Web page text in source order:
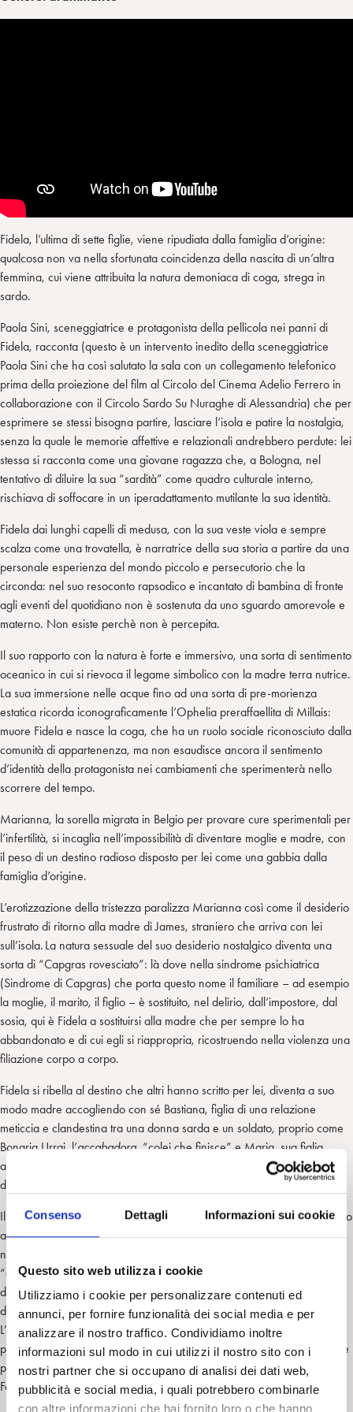
Consenso Dettagli Informazioni sui cookie
Questo sito web utilizza i cookie
Utilizziamo i cookie per personalizzare contenuti ed
annunci, per fornire funzionalità dei social media e per
analizzare il nostro traffico. Condividiamo inoltre
informazioni sul modo in cui utilizzi il nostro sito con i
nostri partner che si occupano di analisi dei dati web,
pubblicità e social media, i quali potrebbero combinarle
con altre informazioni che hai fornito loro o che hanno
Fidela, l’ultima di sette figlie, viene ripudiata dalla famiglia d’origine:
qualcosa non va nella sfortunata coincidenza della nascita di un’altra
femmina, cui viene attribuita la natura demoniaca di coga, strega in
sardo.
Paola Sini, sceneggiatrice e protagonista della pellicola nei panni di
Fidela, racconta (questo è un intervento inedito della sceneggiatrice
Paola Sini che ha così salutato la sala con un collegamento telefonico
prima della proiezione del film al Circolo del Cinema Adelio Ferrero in
collaborazione con il Circolo Sardo Su Nuraghe di Alessandria) che per
esprimere se stessi bisogna partire, lasciare l’isola e patire la nostalgia,
senza la quale le memorie affettive e relazionali andrebbero perdute: lei
stessa si racconta come una giovane ragazza che, a Bologna, nel
tentativo di diluire la sua “sardità” come quadro culturale interno,
rischiava di soffocare in un iperadattamento mutilante la sua identità.
Fidela dai lunghi capelli di medusa, con la sua veste viola e sempre
scalza come una trovatella, è narratrice della sua storia a partire da una
personale esperienza del mondo piccolo e persecutorio che la
circonda: nel suo resoconto rapsodico e incantato di bambina di fronte
agli eventi del quotidiano non è sostenuta da uno sguardo amorevole e
materno. Non esiste perchè non è percepita.
Il suo rapporto con la natura è forte e immersivo, una sorta di sentimento
oceanico in cui si rievoca il legame simbolico con la madre terra nutrice.
La sua immersione nelle acque fino ad una sorta di pre-morienza
estatica ricorda iconograficamente l’Ophelia preraffaellita di Millais:
muore Fidela e nasce la coga, che ha un ruolo sociale riconosciuto dalla
comunità di appartenenza, ma non esaudisce ancora il sentimento
d’identità della protagonista nei cambiamenti che sperimenterà nello
scorrere del tempo.
Marianna, la sorella migrata in Belgio per provare cure sperimentali per
l’infertilità, si incaglia nell’impossibilità di diventare moglie e madre, con
il peso di un destino radioso disposto per lei come una gabbia dalla
famiglia d’origine.
L’erotizzazione della tristezza paralizza Marianna così come il desiderio
frustrato di ritorno alla madre di James, straniero che arriva con lei
sull’isola. La natura sessuale del suo desiderio nostalgico diventa una
sorta di “Capgras rovesciato”: là dove nella sindrome psichiatrica
(Sindrome di Capgras) che porta questo nome il familiare – ad esempio
la moglie, il marito, il figlio – è sostituito, nel delirio, dall’impostore, dal
sosia, qui è Fidela a sostituirsi alla madre che per sempre lo ha
abbandonato e di cui egli si riappropria, ricostruendo nella violenza una
filiazione corpo a corpo.
Fidela si ribella al destino che altri hanno scritto per lei, diventa a suo
modo madre accogliendo con sé Bastiana, figlia di una relazione
meticcia e clandestina tra una donna sarda e un soldato, proprio come
Bonaria Urrai, l’accabadora, “colei che finisce” e Maria, sua figlia
adottiva o “fill’e anima” ovvero “figlia dell’anima”, le protagoniste
dell’omonimo romanzo di Michela Murgia (2009).
Il titolo “La terra delle donne” è un omaggio “al potere ancestrale legato
al mondo del femminino” afferma la regista Marisa Vallone nel 2023
nel corso di un’intervista per la Fondazione Sardegna Film Commission
“da qui però scaturiscono altre riflessioni di tipo socio-culturale sulla
definizione del ruolo della donna, tutt’oggi martoriato dalle aspettative
degli altri, dalla misoginia e dalla violenza più o meno esplicita”[1] .
L’intervista inserita nel sito del film, non più consultabile, per la sua
promozione è stata poi ripresa da vari siti che raccontano il film e nasce
per la sua promozione, non si può meglio datare ma è sul sito della
Fondazione).